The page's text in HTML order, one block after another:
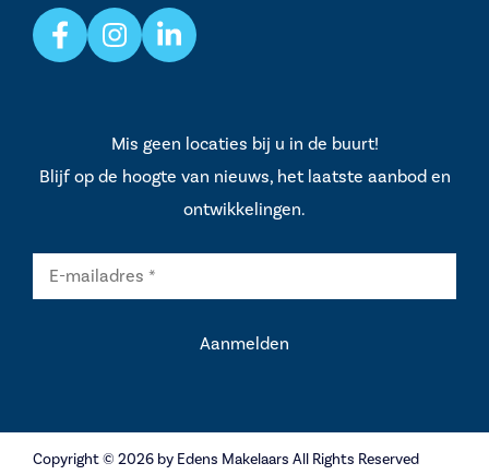
Mis geen locaties bij u in de buurt!
Blijf op de hoogte van nieuws, het laatste aanbod en
ontwikkelingen.
Copyright © 2026 by Edens Makelaars All Rights Reserved